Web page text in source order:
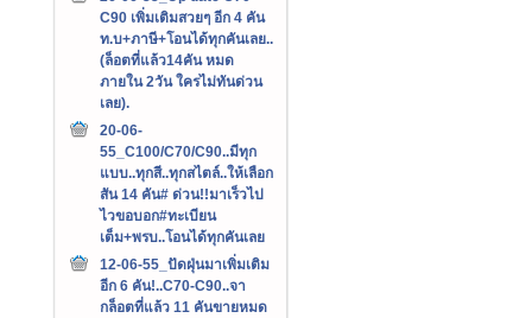
C90 เพิ่มเติมสวยๆ อีก 4 คัน
ท.บ+ภาษี+โอนได้ทุกคันเลย..
(ล็อตที่แล้ว14คัน หมด
ภายใน 2วัน ใครไม่ทันด่วน
เลย).
20-06-
55_C100/C70/C90..มีทุก
แบบ..ทุกสี..ทุกสไตล์..ให้เลือก
สัน 14 คัน# ด่วน!!มาเร็วไป
ไวขอบอก#ทะเบียน
เต็ม+พรบ..โอนได้ทุกคันเลย
12-06-55_ปัดฝุ่นมาเพิ่มเติม
อีก 6 คัน!..C70-C90..จา
กล็อตที่แล้ว 11 คันขายหมด